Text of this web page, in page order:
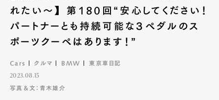
れたい〜】 第180回“安心してください！
パートナーとも持続可能な３ペダルのス
ポーツクーペはあります！”
Cars クルマ BMW 東京車日記
2023.08.15
写真＆文：青木雄介